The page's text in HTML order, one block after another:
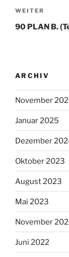
Nächster
Beitrag
WEITER
90 PLAN B.
ARCHIV
November
Januar 2025
Dezember
Oktober 2023
August 2023
Mai 2023
November
Juni 2022